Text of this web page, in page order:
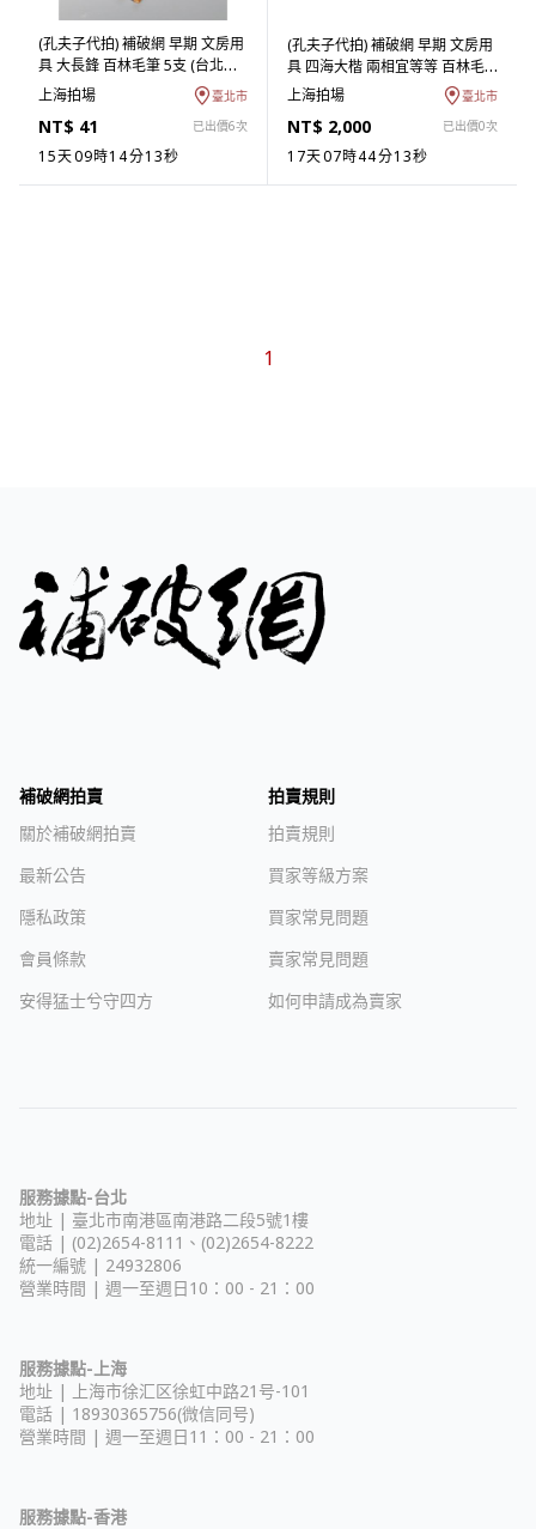
(孔夫子代拍) 補破網 早期 文房用
具 大長鋒 百林毛筆 5支 (台北回
歸物件) (ASHQ-MBAA10) LM
上海拍場 臺北市
NT$ 41 已出價6次
15天09時14分12秒
(孔夫子代拍) 補破網 早期 文房用
具 四海大楷 兩相宜等等 百林毛
筆 57支 (台北回歸物件) (ASHQ-
上海拍場 臺北市
NT$ 2,000 已出價0次
17天07時44分12秒
1
補破網拍賣
關於補破網拍賣
最新公告
隱私政策
會員條款
安得猛士兮守四方
拍賣規則
拍賣規則
買家等級方案
買家常見問題
賣家常見問題
如何申請成為賣家
服務據點-台北
地址 | 臺北市南港區南港路二段5號1樓
電話 | (02)2654-8111、(02)2654-8222
統一編號 | 24932806
營業時間 | 週一至週日10：00 - 21：00
服務據點-上海
地址 |
上海市徐汇区徐虹中路21号-101
電話 | 18930365756(微信同号)
營業時間 | 週一至週日11：00 - 21：00
服務據點-香港